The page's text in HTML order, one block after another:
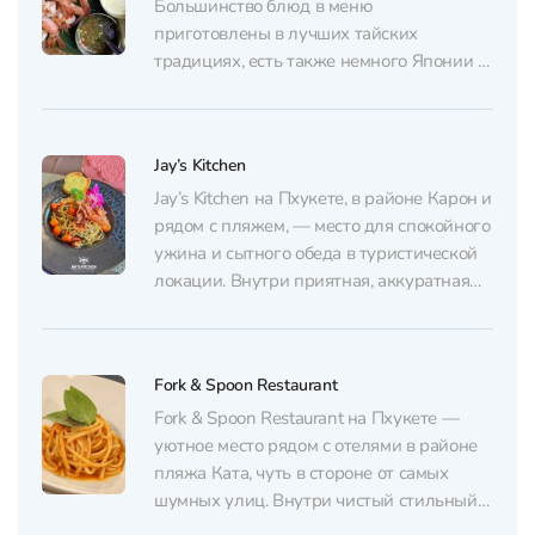
«собранные» вкусы и свежие продукты:
том...
Большинство блюд в меню
приготовлены в лучших тайских
традициях, есть также немного Японии и
– креветки на гриле с соусом из
которые подают бесплатно, а также том
ям и невероятно нежное мороженое 🍧 В
качестве...
Jay’s Kitchen
Jay’s Kitchen на Пхукете, в районе Карон и
рядом с пляжем, — место для спокойного
ужина и сытного обеда в туристической
локации. Внутри приятная, аккуратная
по вечерам бывает оживлённо, при этом
подаче блюд. Основа меню — яркая
тайская кухня: том-ям...
Fork & Spoon Restaurant
Fork & Spoon Restaurant на Пхукете —
уютное место рядом с отелями в районе
пляжа Ката, чуть в стороне от самых
шумных улиц. Внутри чистый стильный